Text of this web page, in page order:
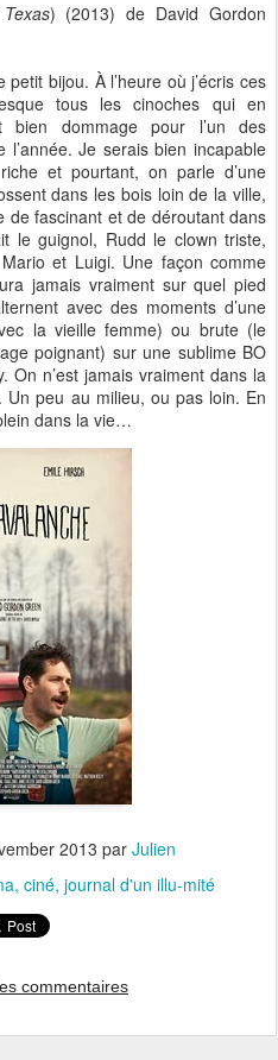
) (2013) de David Gordon
petit bijou. À l’heure où j’écris ces
tous les cinoches qui en
bien dommage pour l’un des
Je serais bien incapable
et pourtant, on parle d’une
dans les bois loin de la ville,
de fascinant et de déroutant dans
le guignol, Rudd le clown triste,
et Luigi. Une façon comme
jamais vraiment sur quel pied
avec des moments d’une
la vieille femme) ou brute (le
poignant) sur une sublime BO
On n’est jamais vraiment dans la
peu au milieu, ou pas loin. En
dans la vie…
2013 par Julien
ciné journal d'un illu-mité
commentaires